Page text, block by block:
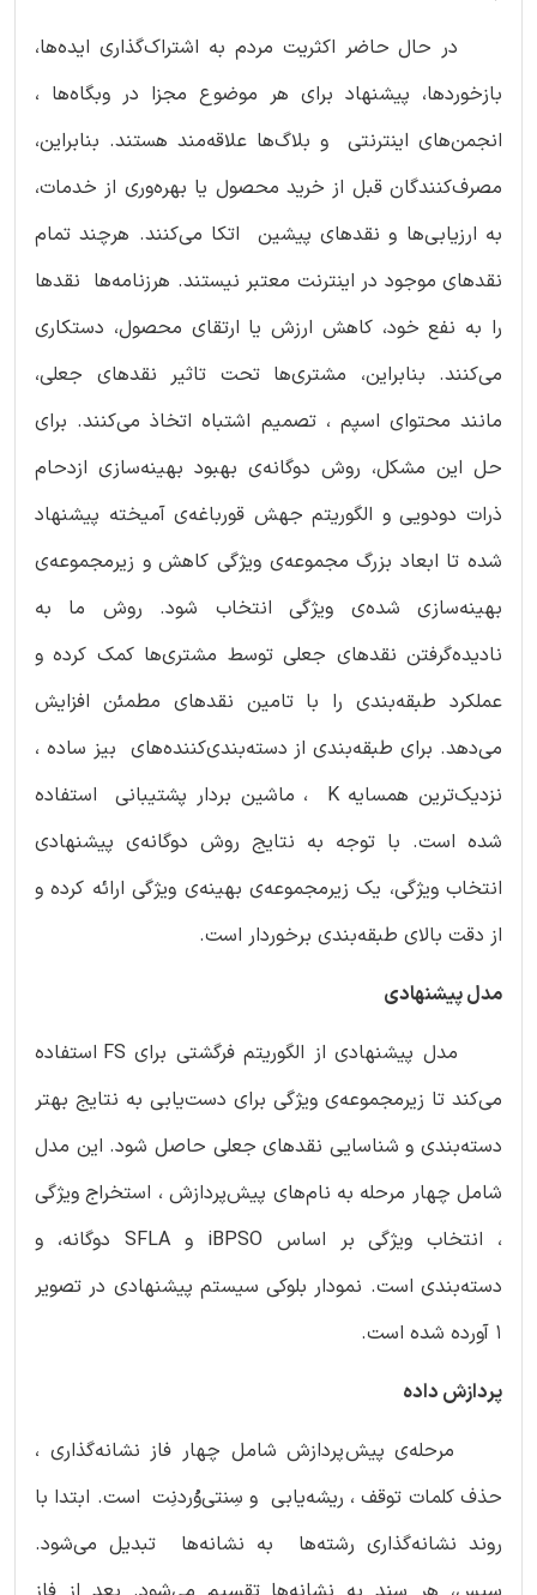
در حال حاضر اکثریت مردم به اشتراک‌گذاری ایده‌ها،
بازخوردها، پیشنهاد برای هر موضوع مجزا در وبگاه‌ها ،
انجمن‌های اینترنتی و بلاگ‌‌ها علاقه‌مند هستند. بنابراین،
مصرف‌کنندگان قبل از خرید محصول یا بهره‌وری از خدمات،
به ارزیابی‌ها و نقدهای پیشین اتکا می‌کنند. هرچند تمام
نقدهای موجود در اینترنت معتبر نیستند. هرزنامه‌ها نقدها
را به نفع خود، کاهش ارزش یا ارتقای محصول، دستکاری
می‌کنند. بنابراین، مشتری‌ها تحت تاثیر نقدهای جعلی،
مانند محتوای اسپم ، تصمیم اشتباه اتخاذ می‌کنند. برای
حل این مشکل، روش دوگانه‌ی بهبود بهینه‌سازی ازدحام
ذرات دودویی و الگوریتم جهش قورباغه‌ی آمیخته پیشنهاد
شده تا ابعاد بزرگ مجموعه‌ی ویژگی کاهش و زیرمجموعه‌ی
بهینه‌سازی شده‌ی ویژگی انتخاب شود. روش ما به
نادیده‌گرفتن نقدهای جعلی توسط مشتری‌ها کمک کرده و
عملکرد طبقه‌بندی را با تامین نقدهای مطمئن افزایش
می‌دهد. برای طبقه‌بندی از دسته‌بندی‌کننده‌های بیز ساده ،
نزدیک‌ترین همسایه K ، ماشین بردار پشتیبانی استفاده
شده است. با توجه به نتایج روش دوگانه‌ی پیشنهادی
انتخاب ویژگی، یک زیرمجموعه‌ی بهینه‌ی ویژگی ارائه کرده و
از دقت بالای طبقه‌بندی برخوردار است.
مدل پیشنهادی
مدل پیشنهادی از الگوریتم فرگشتی برای FS استفاده
می‌کند تا زیرمجموعه‌ی ویژگی برای دست‌یابی به نتایج بهتر
دسته‌بندی و شناسایی نقدهای جعلی حاصل شود. این مدل
شامل چهار مرحله به نام‌های پیش‌پردازش ، استخراج ویژگی
، انتخاب ویژگی بر اساس iBPSO و SFLA دوگانه، و
دسته‌بندی است. نمودار بلوکی سیستم پیشنهادی در تصویر
1 آورده شده است.
پردازش داده
مرحله‌ی پیش‌پردازش شامل چهار فاز نشانه‌گذاری ،
حذف کلمات توقف ، ریشه‌یابی و سِنتی‌وُردنِت است. ابتدا با
روند نشانه‌گذاری رشته‌ها به نشانه‌ها تبدیل می‌شود.